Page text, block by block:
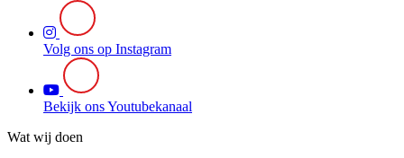
Volg ons op Instagram
Bekijk ons Youtubekanaal
Wat wij doen